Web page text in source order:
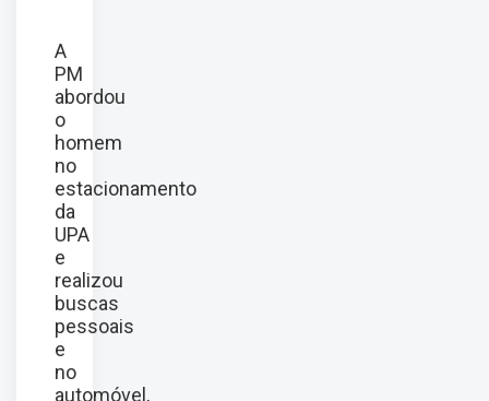
A
PM
abordou
o
homem
no
estacionamento
da
UPA
e
realizou
buscas
pessoais
e
no
automóvel,